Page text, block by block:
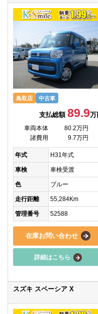
鳥取店 中古車
支払総額 89.9万
車両本体
80.2万円
諸費用
9.7万円
年式 H31年式
車検 車検受渡
色 ブルー
走行距離 55,284Km
管理番号 52588
在庫お問い合わせ
詳細はこちら
スズキ スペーシア X